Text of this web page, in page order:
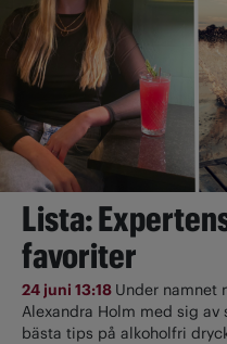
Lista:
favoriter
24 juni 13:18 Under namnet
Alexandra Holm med sig av
bästa tips på alkoholfri